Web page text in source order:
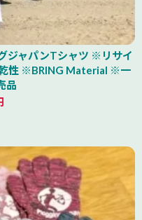
ジャパンTシャツ ※リサイ
性 ※BRING Material ※一
品